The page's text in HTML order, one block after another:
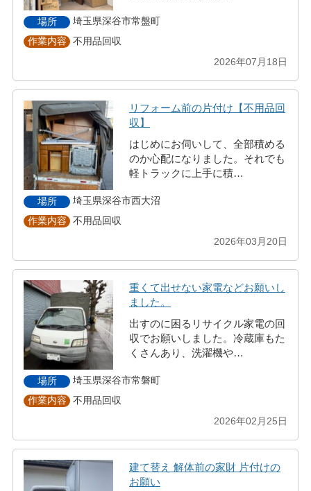
場所
埼玉県深谷市常盤町
作業内容
不用品回収
2026年07月18日
リフォーム前の片付け【不用品回
収】
はじめにお伺いして、全部積める
のか心配になりました。それでも
軽トラックに上手に積…
場所
埼玉県深谷市西大沼
作業内容
不用品回収
2026年03月20日
重くて出せない家電などお願いし
ました。
出すのに困るリサイクル家電の回
収でお願いしました。冷蔵庫もた
くさんあり、洗濯機や…
場所
埼玉県深谷市常磐町
作業内容
不用品回収
2026年02月25日
建て替え 解体前の家財 片付けの
お願い